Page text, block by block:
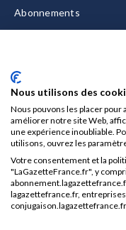
Abonnements
Nous contacter
Mentions légales
CGU/CGV
Données personnelles
Nous utilisons des
Nous pouvons les placer
améliorer notre site Web,
une expérience inoubliable.
utilisons, ouvrez les
Votre consentement et la
"LaGazetteFrance.fr", y
lagazettefrance.fr,